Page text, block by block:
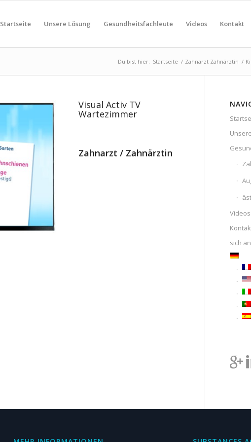
Startseite Unsere Lösung Gesundheitsfachleute Videos Kontakt
Du bist hier: Startseite / Zahnarzt Zahnärztin /
Visual Activ TV
Wartezimmer
Zahnarzt / Zahnärztin
Videos
sich